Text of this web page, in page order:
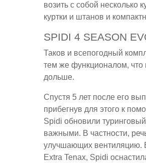
возить с собой несколько
куртки и штанов и
SPIDI 4 SEASON
Таков и всепогодный
тем же функционалом, что
дольше.
Спустя 5 лет после его
прибегнув для этого к
Spidi обновили
важными. В частности,
улучшающих вентиляцию.
Extra Tenax, Spidi